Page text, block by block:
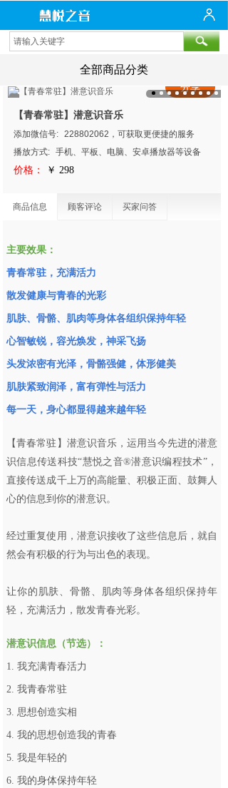
全部商品分类
【青春常驻】潜意识音乐
添加微信号: 228802062，可获取更便捷的服务
播放方式: 手机、平板、电脑、安卓播放器等设备
价格： ￥ 298
分享
商品信息 顾客评论 买家问答
主要效果：
青春常驻，充满活力
散发健康与青春的光彩
肌肤、骨骼、肌肉等身体各组织保持年轻
心智敏锐，容光焕发，神采飞扬
头发浓密有光泽，骨骼强健，体形健美
肌肤紧致润泽，富有弹性与活力
每一天，身心都显得越来越年轻
【青春常驻】潜意识音乐，运用当今先进的潜意
识信息传送科技“慧悦之音®潜意识编程技术”，
直接传送成千上万的高能量、积极正面、鼓舞人
心的信息到你的潜意识。
经过重复使用，潜意识接收了这些信息后，就自
然会有积极的行为与出色的表现。
让你的肌肤、骨骼、肌肉等身体各组织保持年
轻，充满活力，散发青春光彩。
潜意识信息（节选）：
1. 我充满青春活力
2. 我青春常驻
3. 思想创造实相
4. 我的思想创造我的青春
5. 我是年轻的
6. 我的身体保持年轻